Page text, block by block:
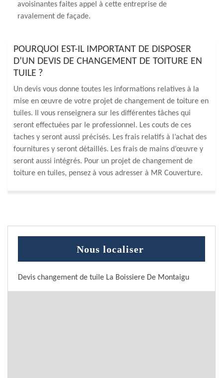
avoisinantes faites appel à cette entreprise de
ravalement de façade.
POURQUOI EST-IL IMPORTANT DE DISPOSER
D’UN DEVIS DE CHANGEMENT DE TOITURE EN
TUILE ?
Un devis vous donne toutes les informations relatives à la
mise en œuvre de votre projet de changement de toiture en
tuiles. Il vous renseignera sur les différentes tâches qui
seront effectuées par le professionnel. Les couts de ces
taches y seront aussi précisés. Les frais relatifs à l’achat des
fournitures y seront détaillés. Les frais de mains d’œuvre y
seront aussi intégrés. Pour un projet de changement de
toiture en tuiles, pensez à vous adresser à MR Couverture.
Nous localiser
Devis changement de tuile La Boissiere De Montaigu